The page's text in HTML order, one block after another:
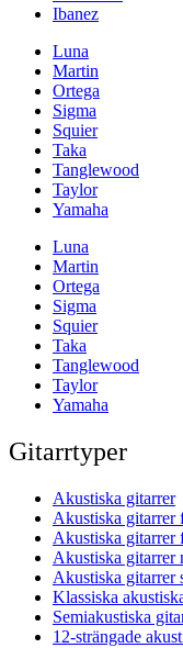
Ibanez
Luna
Martin
Ortega
Sigma
Squier
Taka
Tanglewood
Taylor
Yamaha
Luna
Martin
Ortega
Sigma
Squier
Taka
Tanglewood
Taylor
Yamaha
Gitarrtyper
Akustiska gitarrer
Akustiska gitarrer
Akustiska gitarrer
Akustiska gitarrer
Akustiska gitarrer
Klassiska
Semiakustiska
12-strängade